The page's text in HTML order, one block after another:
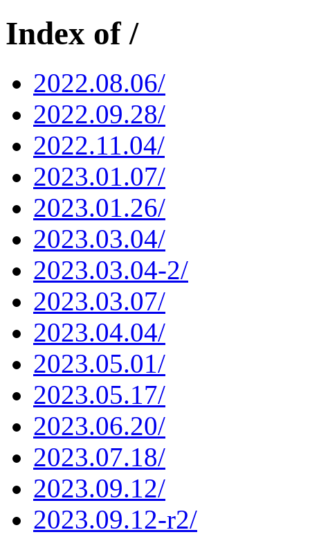
Index of /
2022.08.06/
2022.09.28/
2022.11.04/
2023.01.07/
2023.01.26/
2023.03.04/
2023.03.04-2/
2023.03.07/
2023.04.04/
2023.05.01/
2023.05.17/
2023.06.20/
2023.07.18/
2023.09.12/
2023.09.12-r2/